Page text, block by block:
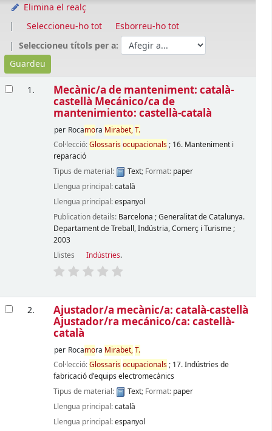
Elimina el realç
Seleccioneu-ho tot
Esborreu-ho tot
Seleccioneu títols per a:
1. Mecànic/a de manteniment: català-
castellà Mecánico/ca de
mantenimiento: castellà-català
per Rocamora Mirabet,T.
Col·lecció:Glossarisocupacionals; 16. Manteniment i
reparació
Tipus de material:
Text; Format: paper
Llengua principal:català
Llengua principal:espanyol
Publication details: Barcelona ;Generalitat de Catalunya.
Departament de Treball, Indústria, Comerç i Turisme;
2003
Llistes
Indústries.
2. Ajustador/a mecànic/a: català-castellà
Ajustador/ra mecánico/ca: castellà-
català
per Rocamora Mirabet,T.
Col·lecció:Glossarisocupacionals; 17. Indústries de
fabricació d'equips electromecànics
Tipus de material:
Text; Format: paper
Llengua principal:català
Llengua principal:espanyol